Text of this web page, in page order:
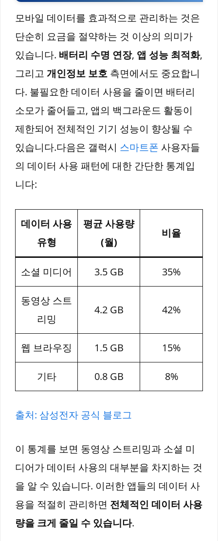
모바일 데이터를 효과적으로 관리하는 것은
단순히 요금을 절약하는 것 이상의 의미가
있습니다. 배터리 수명 연장, 앱 성능 최적화,
그리고 개인정보 보호 측면에서도 중요합니
다. 불필요한 데이터 사용을 줄이면 배터리
소모가 줄어들고, 앱의 백그라운드 활동이
제한되어 전체적인 기기 성능이 향상될 수
있습니다.다음은 갤럭시 스마트폰 사용자들
의 데이터 사용 패턴에 대한 간단한 통계입
니다:
데이터 사용
유형
평균 사용량
(월)
비율
소셜 미디어 3.5 GB 35%
동영상 스트
리밍
4.2 GB 42%
웹 브라우징 1.5 GB 15%
기타 0.8 GB 8%
출처: 삼성전자 공식 블로그
이 통계를 보면 동영상 스트리밍과 소셜 미
디어가 데이터 사용의 대부분을 차지하는 것
을 알 수 있습니다. 이러한 앱들의 데이터 사
용을 적절히 관리하면 전체적인 데이터 사용
량을 크게 줄일 수 있습니다.